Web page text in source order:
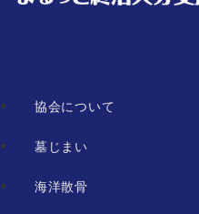
協会について
墓じまい
海洋散骨